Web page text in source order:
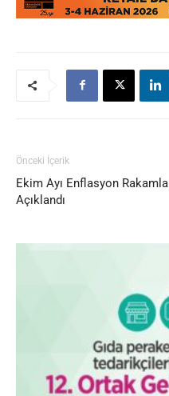
Önceki İçerik
Ekim Ayı Enflasyon
Açıklandı